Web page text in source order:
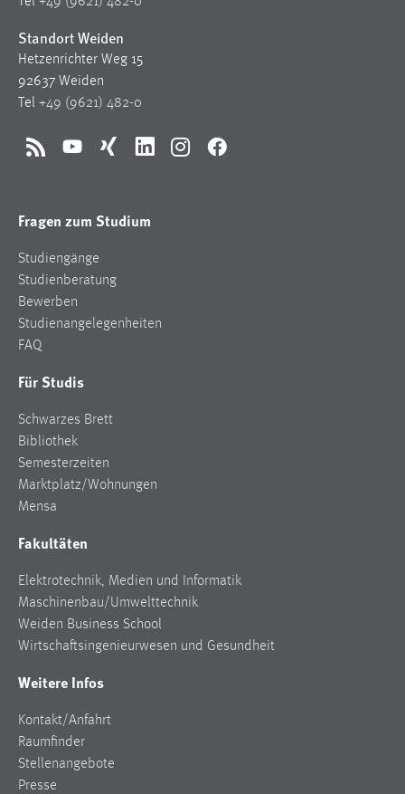
Standort Weiden
Hetzenrichter Weg 15
92637 Weiden
Tel +49 (9621) 482-0
RSS YouTubeXing LinkedInInstagramFacebook
Fragen zum Studium
Studiengänge
Studienberatung
Bewerben
Studienangelegenheiten
FAQ
Für Studis
Schwarzes Brett
Bibliothek
Semesterzeiten
Marktplatz/Wohnungen
Mensa
Fakultäten
Elektrotechnik, Medien und Informatik
Maschinenbau/Umwelttechnik
Weiden Business School
Wirtschaftsingenieurwesen und Gesundheit
Weitere Infos
Kontakt/Anfahrt
Raumfinder
Stellenangebote
Presse
Chat
Name:
MibewSessionID, MIBEW_UserID, mibew_locale, mibew-
Zweck:
MibewSessionID, mibew-chat-frame-style-
Jahre, MIBEW_UserID = 1 Jahr
Login
Dieser Cookie ist notwendig um sich an der Website
einloggen zu können.
Cookie Laufzeit:
STATISTIK
Statistik Cookies erfassen Informationen anonym.
Diese Informationen helfen uns zu verstehen, wie
unsere Besucher unsere Website nutzen.
Matomo
Name:
_pk_ref, _pk_cvar, _pk_id, _pk_ses
Zweck: